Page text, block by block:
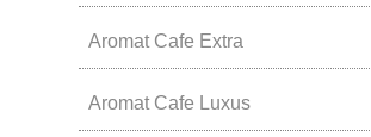
Aromat Cafe Extra
Aromat Cafe Luxus